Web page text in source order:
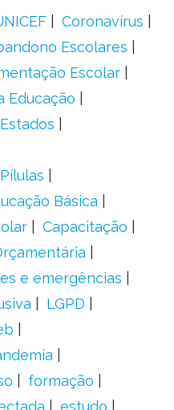
Coronavírus
Escolares
Escolar
Educação
Estados
Básica
Capacitação
e emergências
LGPD
formação
estudo